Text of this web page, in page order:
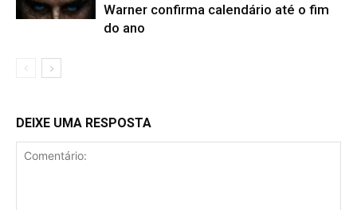
Warner confirma calendário até o fim
do ano
DEIXE UMA RESPOSTA